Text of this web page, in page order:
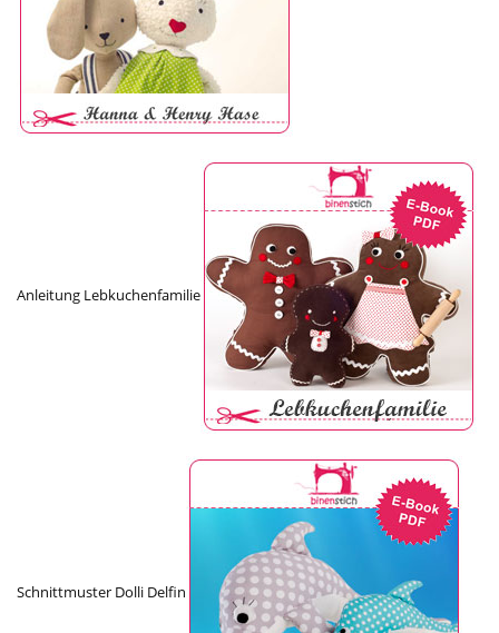
Anleitung Lebkuchenfamilie
Schnittmuster Dolli Delfin